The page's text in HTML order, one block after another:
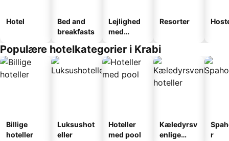
Hotel
Bed and
breakfasts
Lejlighed
med
Resorter
Populære hotelkategorier i Krabi
Billige
hoteller
Luksushot
eller
Hoteller
med pool
Kæledyrsv
enlige
r